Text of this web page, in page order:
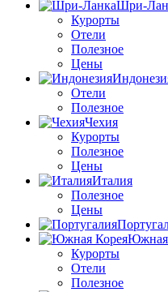
Шри-
Курорты
Отели
Полезное
Цены
Отели
Полезное
Чехия
Курорты
Полезное
Цены
Италия
Полезное
Цены
Южная
Курорты
Отели
Полезное